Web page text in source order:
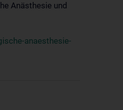
Anästhesie und
anaesthesie-